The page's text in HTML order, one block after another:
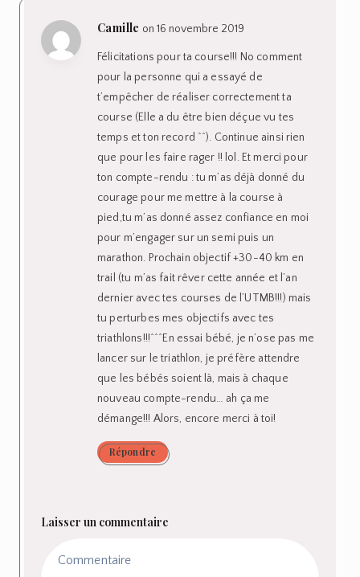
Camille on 16 novembre 2019
Félicitations pour ta course!!! No comment
pour la personne qui a essayé de
t’empêcher de réaliser correctement ta
course (Elle a du être bien déçue vu tes
temps et ton record ^^). Continue ainsi rien
que pour les faire rager !! lol. Et merci pour
ton compte-rendu : tu m’as déjà donné du
courage pour me mettre à la course à
pied,tu m’as donné assez confiance en moi
pour m’engager sur un semi puis un
marathon. Prochain objectif +30-40 km en
trail (tu m’as fait rêver cette année et l’an
dernier avec tes courses de l’UTMB!!!) mais
tu perturbes mes objectifs avec tes
triathlons!!!^^^En essai bébé, je n’ose pas me
lancer sur le triathlon, je préfère attendre
que les bébés soient là, mais à chaque
nouveau compte-rendu… ah ça me
démange!!! Alors, encore merci à toi!
Répondre
Laisser un commentaire